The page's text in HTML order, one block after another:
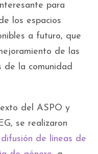
para
los espacios
a futuro, que
de las
de la comunidad
del ASPO y
se realizaron
de líneas de